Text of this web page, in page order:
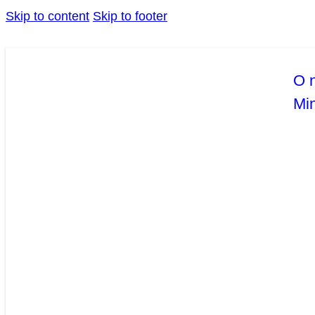
Skip to content Skip to footer
O